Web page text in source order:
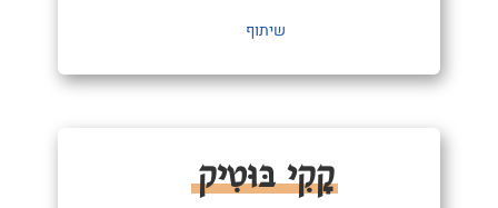
שיתוף
קָקִי בּוּטִיק